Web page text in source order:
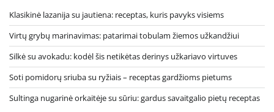
Klasikinė lazanija su jautiena: receptas, kuris pavyks visiems
Virtų grybų marinavimas: patarimai tobulam žiemos užkandžiui
Silkė su avokadu: kodėl šis netikėtas derinys užkariavo virtuves
Soti pomidorų sriuba su ryžiais – receptas gardžioms pietums
Sultinga nugarinė orkaitėje su sūriu: gardus savaitgalio pietų receptas